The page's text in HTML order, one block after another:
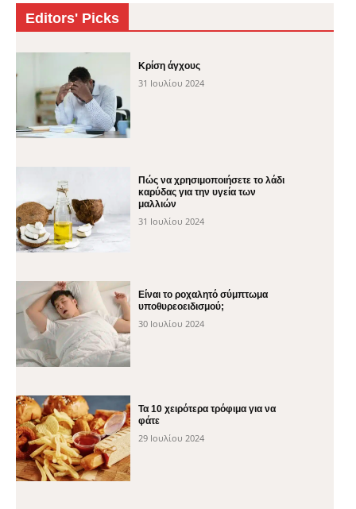
Editors' Picks
Κρίση άγχους
31 Ιουλίου 2024
Πώς να χρησιμοποιήσετε το λάδι
καρύδας για την υγεία των
μαλλιών
31 Ιουλίου 2024
Είναι το ροχαλητό σύμπτωμα
υποθυρεοειδισμού;
30 Ιουλίου 2024
Τα 10 χειρότερα τρόφιμα για να
φάτε
29 Ιουλίου 2024